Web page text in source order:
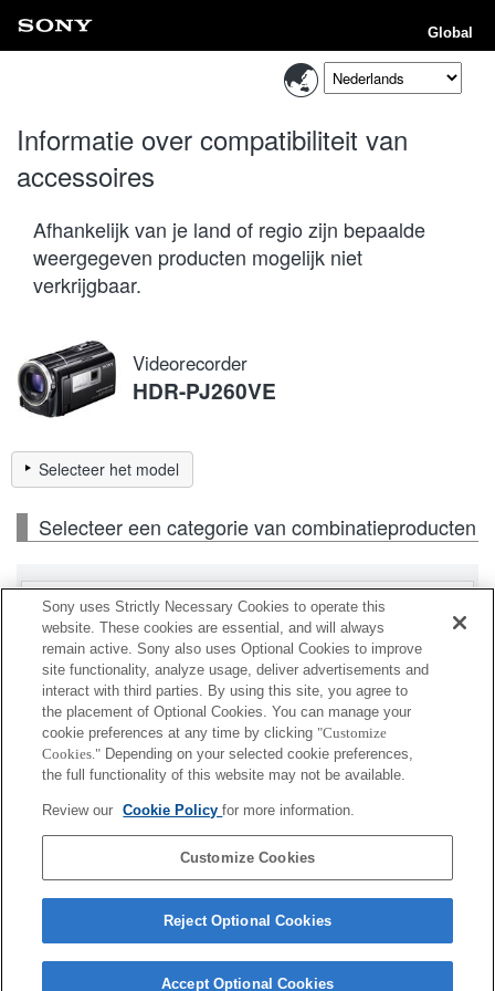
Global
Informatie over compatibiliteit van
accessoires
Afhankelijk van je land of regio zijn bepaalde
weergegeven producten mogelijk niet
verkrijgbaar.
Videorecorder
HDR-PJ260VE
Selecteer het model
Selecteer een categorie van combinatieproducten
Lensaccessoires
Flitsers en lampen
Geheugenkaart
Voeding
Accessoires
Afhankelijk van je land of regio zijn bepaalde
weergegeven producten mogelijk niet verkrijgbaar.
Contact Us Cookie Policy
Sony uses Strictly Necessary Cookies to operate this
website. These cookies are essential, and will always
remain active. Sony also uses Optional Cookies to improve
site functionality, analyze usage, deliver advertisements and
interact with third parties. By using this site, you agree to
the placement of Optional Cookies. You can manage your
cookie preferences at any time by clicking "Customize
Cookies." Depending on your selected cookie preferences,
the full functionality of this website may not be available.
Review our Cookie Policyfor more information.
Customize Cookies
Reject Optional Cookies
Accept Optional Cookies